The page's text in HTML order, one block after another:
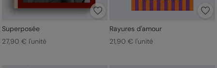
Superposée
27,90 € l'unité
Rayures d'amour
21,90 € l'unité